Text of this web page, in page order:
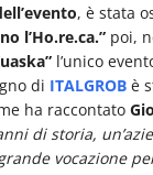
, è stata
l’Ho.re.ca.” poi,
l’unico
di ITALGROB è
ha raccontato
di storia,
vocazione